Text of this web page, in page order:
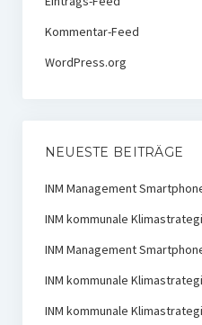
Kommentar-Feed
WordPress.org
NEUESTE BEITRÄGE
INM Management
INM kommunale
INM Management
INM kommunale
INM kommunale